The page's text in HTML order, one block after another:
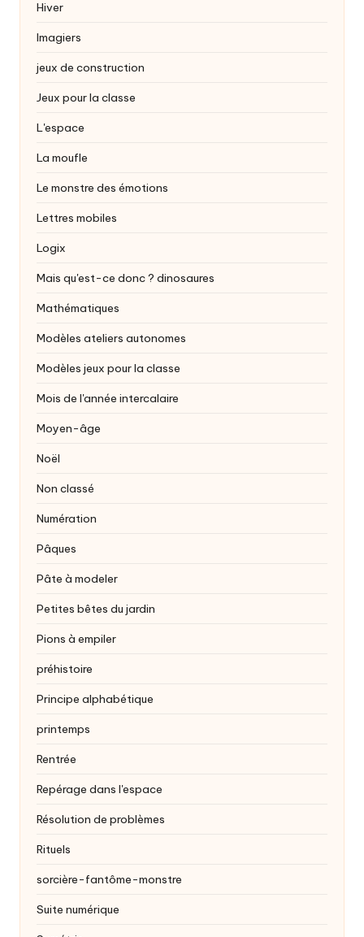
Hiver
Imagiers
jeux de construction
Jeux pour la classe
L'espace
La moufle
Le monstre des émotions
Lettres mobiles
Logix
Mais qu'est-ce donc ? dinosaures
Mathématiques
Modèles ateliers autonomes
Modèles jeux pour la classe
Mois de l'année intercalaire
Moyen-âge
Noël
Non classé
Numération
Pâques
Pâte à modeler
Petites bêtes du jardin
Pions à empiler
préhistoire
Principe alphabétique
printemps
Rentrée
Repérage dans l'espace
Résolution de problèmes
Rituels
sorcière-fantôme-monstre
Suite numérique